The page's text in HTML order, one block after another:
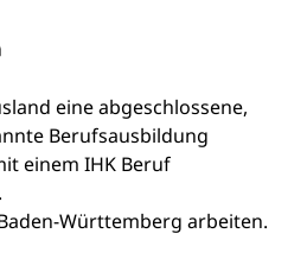
eine abgeschlossene,
Berufsausbildung
einem IHK Beruf
Württemberg arbeiten.